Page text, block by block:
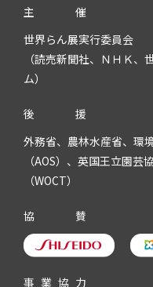
主
催
世界らん展実行委員会
（読売新聞社、ＮＨＫ
ム）
後
援
外務省、農林水産省、環
（AOS）、英国王立園
（WOCT）
協 賛
事 業 協 力